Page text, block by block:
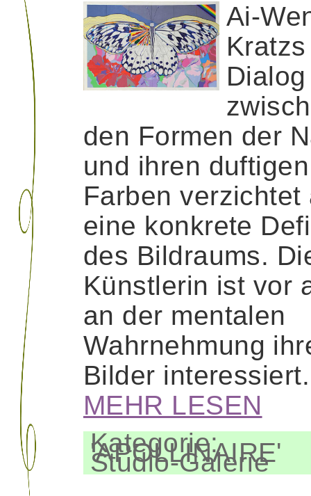
Ai-
Kratzs
Dialog
den Formen der
und ihren duftigen
Farben verzichtet
eine konkrete
des Bildraums.
Künstlerin ist vor
an der mentalen
Wahrnehmung
Bilder
MEHR LESEN
Kategorie:
'APOLLINAIRE'
Studio-Galerie